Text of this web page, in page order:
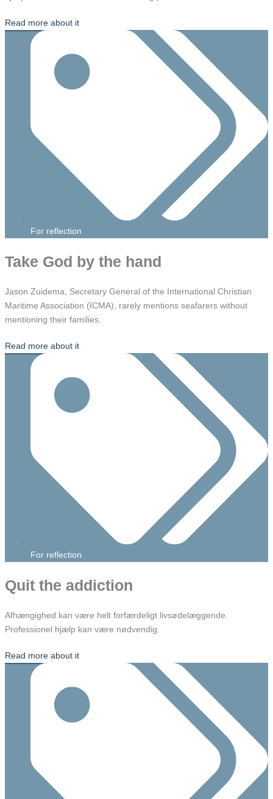
Read more about it
For reflection
Take God by the hand
Jason Zuidema, Secretary General of the International Christian
Maritime Association (ICMA), rarely mentions seafarers without
mentioning their families.
Read more about it
For reflection
Quit the addiction
Afhængighed kan være helt forfærdeligt livsødelæggende.
Professionel hjælp kan være nødvendig.
Read more about it